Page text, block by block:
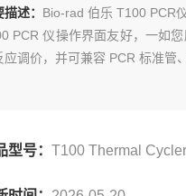
述： Bio-rad 伯乐 T100 PCR
PCR 仪操作界面友好，一如
应调价，并可兼容 PCR 标准管
型号： T100 Thermal